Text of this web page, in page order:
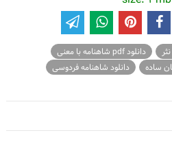
دانلود pdf شاهنامه با معنی
دانلود شاهنامه فردوسی